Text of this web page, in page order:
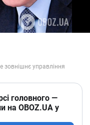
головного —
на OBOZ.UA у